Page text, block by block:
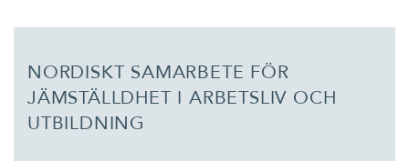
NORDISKT SAMARBETE FÖR
JÄMSTÄLLDHET I ARBETSLIV OCH
UTBILDNING